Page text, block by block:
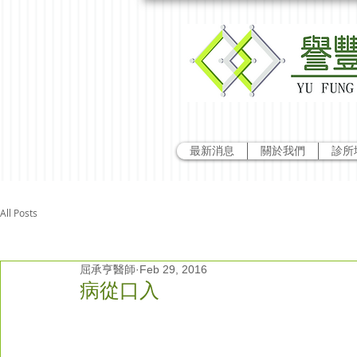
最新消息 關於我們 診所
All Posts
病從口入
屈承亨醫師 Feb 29, 2016